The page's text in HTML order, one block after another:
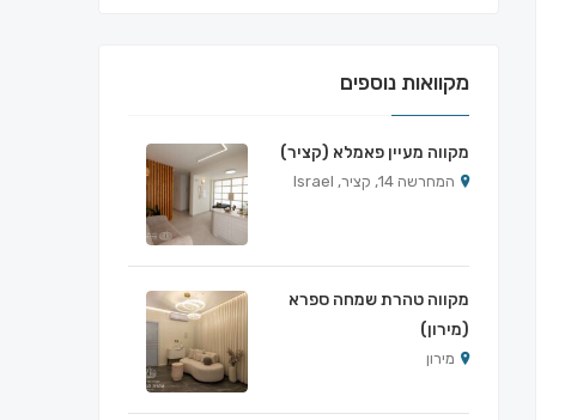
מקוואות נוספים
מקווה מעיין פאמלא (קציר)
המחרשה 14, קציר, Israel
מקווה טהרת שמחה ספרא
(מירון)
מירון